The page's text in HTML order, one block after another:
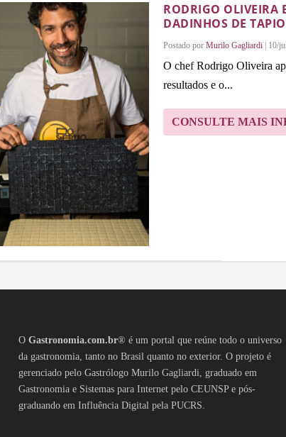
RODRIGO OLIVEIRA
DADINHOS DE
Postado por Murilo Gagliardi | 10/
O chef Rodrigo Oliveira
resultados e o...
CONSULTE MAIS
OGastronomia.com.br® é um portal que reúne todo o universo
da gastronomia, tanto no Brasil quanto no exterior. O projeto é
gerenciado pelo Gastrólogo Murilo Gagliardi, graduado em
Gastronomia e Sistemas para Internet pelo CEUNSP e pós-
graduando em Influência Digital pela PUCRS.